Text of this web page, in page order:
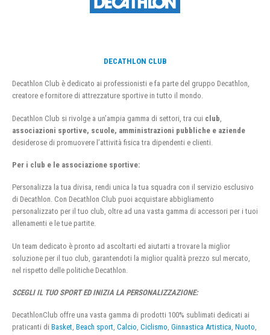
DECATHLON CLUB
Decathlon Club è dedicato ai professionisti e fa parte del gruppo Decathlon,
creatore e fornitore di attrezzature sportive in tutto il mondo.
Decathlon Club si rivolge a un’ampia gamma di settori, tra cui club
associazioni sportive, scuole, amministrazioni pubbliche e aziende
desiderose di promuovere l’attività fisica tra dipendenti e clienti.
Per i club e le associazione sportive:
Personalizza la tua divisa, rendi unica la tua squadra con il servizio esclusivo
di Decathlon. Con Decathlon Club puoi acquistare abbigliamento
personalizzato per il tuo club, oltre ad una vasta gamma di accessori per i tuoi
allenamenti e le tue partite.
Un team dedicato è pronto ad ascoltarti ed aiutarti a trovare la miglior
soluzione per il tuo club, garantendoti la miglior qualità prezzo sul mercato,
nel rispetto delle politiche Decathlon.
SCEGLI IL TUO SPORT ED INIZIA LA PERSONALIZZAZIONE:
DecathlonClub offre una vasta gamma di prodotti 100% sublimati dedicati ai
praticanti di Basket, Beach sport, Calcio, Ciclismo, Ginnastica Artistica, Nuoto,